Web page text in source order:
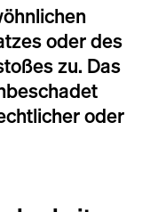
oder des
zu. Das
oder